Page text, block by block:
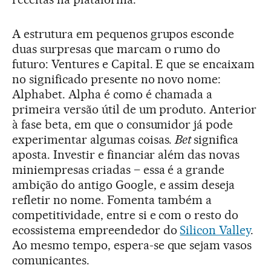
A estrutura em pequenos grupos esconde
duas surpresas que marcam o rumo do
futuro: Ventures e Capital. E que se encaixam
no significado presente no novo nome:
Alphabet. Alpha é como é chamada a
primeira versão útil de um produto. Anterior
à fase beta, em que o consumidor já pode
experimentar algumas coisas.Betsignifica
aposta. Investir e financiar além das novas
miniempresas criadas – essa é a grande
ambição do antigo Google, e assim deseja
refletir no nome. Fomenta também a
competitividade, entre si e com o resto do
ecossistema empreendedor doSilicon Valley.
Ao mesmo tempo, espera-se que sejam vasos
comunicantes.